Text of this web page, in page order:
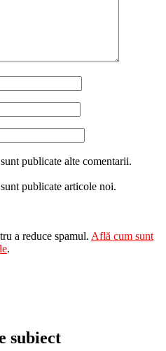
publicate alte comentarii.
publicate articole noi.
a reduce spamul. Află cum sunt
.
subiect